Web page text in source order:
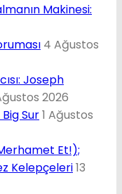
Makinesi:
4 Ağustos
Joseph
2026
Sur1 Ağustos
Et!);
Kelepçeleri13